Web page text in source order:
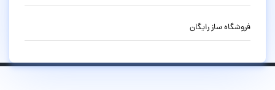
فروشگاه ساز رایگان